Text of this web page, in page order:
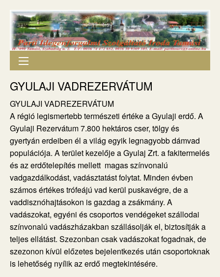
GYULAJI VADREZERVÁTUM
GYULAJI VADREZERVÁTUM
A régió legismertebb természeti értéke a Gyulaji erdő. A
Gyulaji Rezervátum 7.800 hektáros cser, tölgy és
gyertyán erdeiben él a világ egyik legnagyobb dámvad
populációja. A terület kezelője a Gyulaj Zrt. a fakitermelés
és az erdőtelepítés mellett magas színvonalú
vadgazdálkodást, vadásztatást folytat. Minden évben
számos értékes trófeájú vad kerül puskavégre, de a
vaddisznóhajtásokon is gazdag a zsákmány. A
vadászokat, egyéni és csoportos vendégeket szállodai
színvonalú vadászházakban szállásolják el, biztosítják a
teljes ellátást. Szezonban csak vadászokat fogadnak, de
szezonon kívül előzetes bejelentkezés után csoportoknak
is lehetőség nyílik az erdő megtekintésére.